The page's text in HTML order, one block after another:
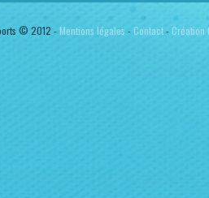
© 2012 - Mentions légales -Contact- Création